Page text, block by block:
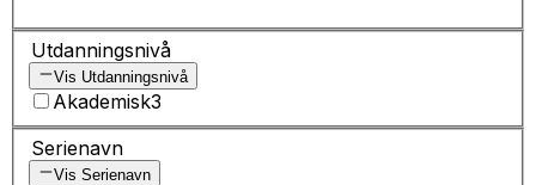
Utdanningsnivå
Vis Utdanningsnivå
Akademisk3
Serienavn
Vis Serienavn